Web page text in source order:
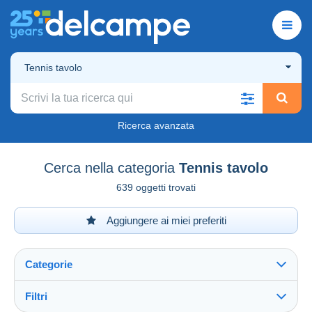
Tennis tavolo
Ricerca avanzata
Cerca nella categoria Tennis tavolo
639 oggetti trovati
Aggiungere ai miei preferiti
Categorie
Filtri